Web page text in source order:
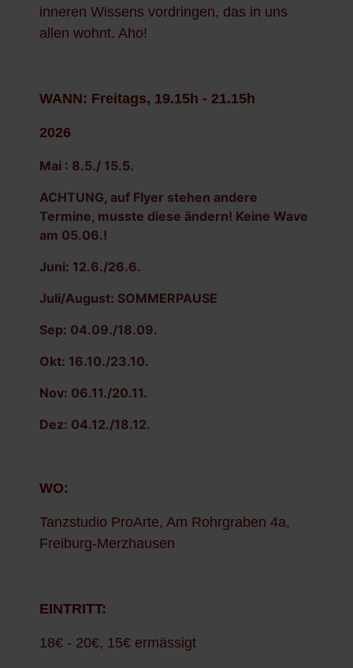
inneren Wissens vordringen, das in uns
allen wohnt. Aho!
WANN: Freitags, 19.15h - 21.15h
2026
Mai : 8.5./ 15.5.
ACHTUNG, auf Flyer stehen andere
Termine, musste diese ändern! Keine Wave
am 05.06.!
Juni: 12.6./26.6.
Juli/August: SOMMERPAUSE
Sep: 04.09./18.09.
Okt: 16.10./23.10.
Nov: 06.11./20.11.
Dez: 04.12./18.12.
WO:
Tanzstudio ProArte, Am Rohrgraben 4a,
Freiburg-Merzhausen
EINTRITT:
18€ - 20€, 15€ ermässigt